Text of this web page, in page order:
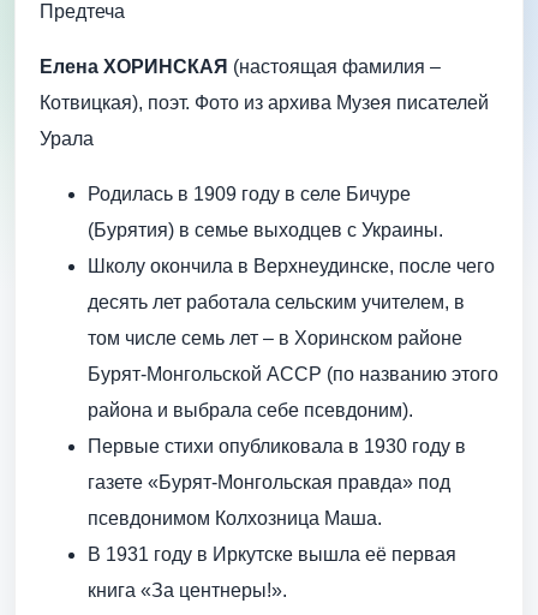
Предтеча
Елена ХОРИНСКАЯ (настоящая фамилия –
Котвицкая), поэт. Фото из архива Музея писателей
Урала
Родилась в 1909 году в селе Бичуре
(Бурятия) в семье выходцев c Украины.
Школу окончила в Верхне­удинске, после чего
десять лет работала сельским учителем, в
том числе семь лет – в Хоринском районе
Бурят-Монгольской АССР (по названию этого
района и выбрала себе псевдоним).
Первые стихи опубликовала в 1930 году в
газете «Бурят-Монгольская правда» под
псевдонимом Колхозница Маша.
В 1931 году в Иркутске вышла её первая
книга «За центнеры!».